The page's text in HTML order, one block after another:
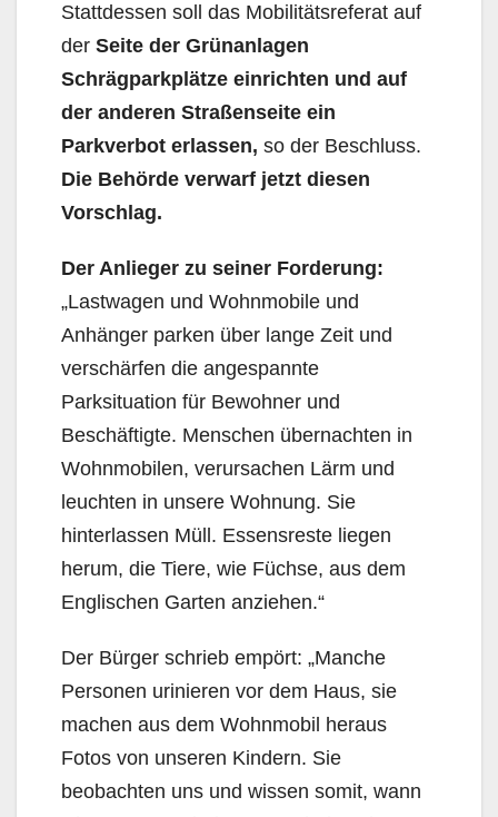
Stattdessen soll das Mobilitätsreferat auf
der Seite der Grünanlagen
Schrägparkplätze einrichten und auf
der anderen Straßenseite ein
Parkverbot erlassen, so der Beschluss.
Die Behörde verwarf jetzt diesen
Vorschlag.
Der Anlieger zu seiner Forderung:
„Lastwagen und Wohnmobile und
Anhänger parken über lan­ge Zeit und
verschärfen die angespannte
Parksituation für Bewohner und
Beschäftigte. Menschen übernachten in
Wohnmobilen, verursachen Lärm und
leuchten in unsere Wohnung. Sie
hinterlassen Müll. Essensreste liegen
herum, die Tiere, wie Füchse, aus dem
Englischen Garten anziehen.“
Der Bürger schrieb empört: „Manche
Personen urinieren vor dem Haus, sie
machen aus dem Wohnmobil heraus
Fotos von unseren Kindern. Sie
beobachten uns und wissen somit, wann